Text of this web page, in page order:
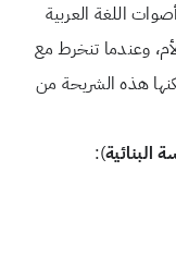
اللغة العربية
وعندما تنخرط مع
هذه الشريحة من
البنائية):